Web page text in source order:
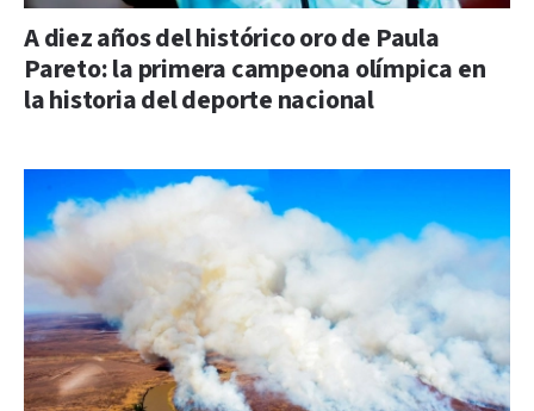
A diez años del histórico oro de Paula
Pareto: la primera campeona olímpica en
la historia del deporte nacional